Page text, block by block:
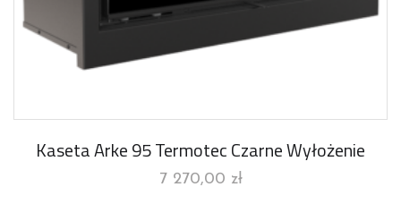
Kaseta Arke 95 Termotec Czarne Wyłożenie
7 270,00 zł